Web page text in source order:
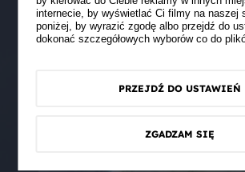
internecie, by wyświetlać Ci filmy na naszej
poniżej, by wyrazić zgodę albo przejdź do
dokonać szczegółowych wyborów co do
PRZEJDŹ DO USTAWIEŃ
ZGADZAM SIĘ